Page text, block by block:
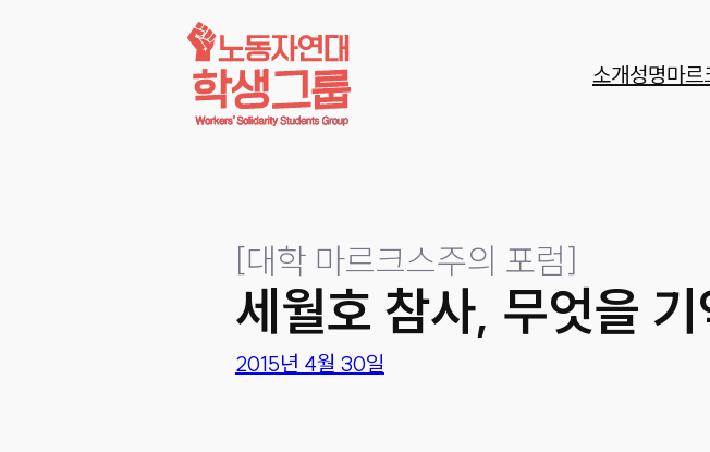
소개성명마르
[대학 마르크스주의 포럼]
세월호 참사, 무엇을
2015년 4월 30일